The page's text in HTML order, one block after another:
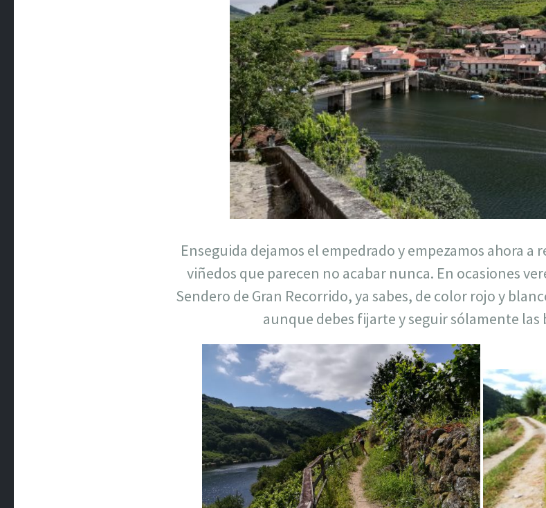
Enseguida dejamos el empedrado y empezamos ahora
viñedos que parecen no acabar nunca. En ocasiones
Sendero de Gran Recorrido, ya sabes, de color rojo y
aunque debes fijarte y seguir sólamente las